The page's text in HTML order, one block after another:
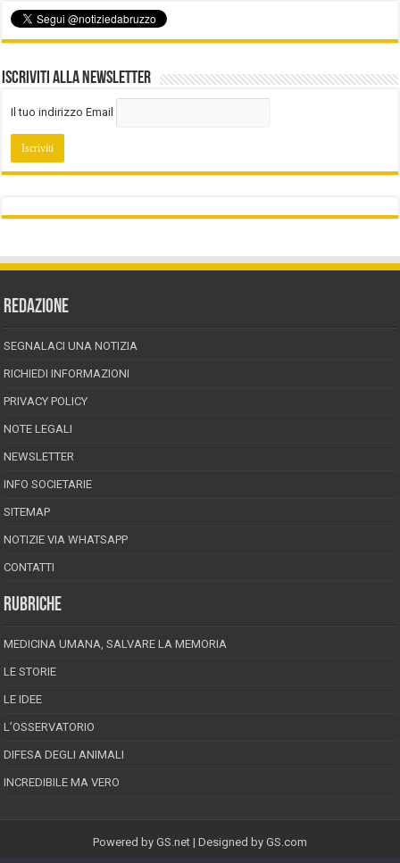
Iscriviti alla Newsletter
Il tuo indirizzo Email
REDAZIONE
SEGNALACI UNA NOTIZIA
RICHIEDI INFORMAZIONI
PRIVACY POLICY
NOTE LEGALI
NEWSLETTER
INFO SOCIETARIE
SITEMAP
NOTIZIE VIA WHATSAPP
CONTATTI
RUBRICHE
MEDICINA UMANA, SALVARE LA MEMORIA
LE STORIE
LE IDEE
L’OSSERVATORIO
DIFESA DEGLI ANIMALI
INCREDIBILE MA VERO
Powered by GS.net | Designed by GS.com